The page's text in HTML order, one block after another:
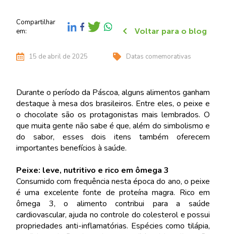
Compartilhar
em:
Voltar para o blog
15 de abril de 2025 Datas comemorativas
Durante o período da Páscoa, alguns alimentos ganham
destaque à mesa dos brasileiros. Entre eles, o peixe e
o chocolate são os protagonistas mais lembrados. O
que muita gente não sabe é que, além do simbolismo e
do sabor, esses dois itens também oferecem
importantes benefícios à saúde.
Peixe: leve, nutritivo e rico em ômega 3
Consumido com frequência nesta época do ano, o peixe
é uma excelente fonte de proteína magra. Rico em
ômega 3, o alimento contribui para a saúde
cardiovascular, ajuda no controle do colesterol e possui
propriedades anti-inflamatórias. Espécies como tilápia,